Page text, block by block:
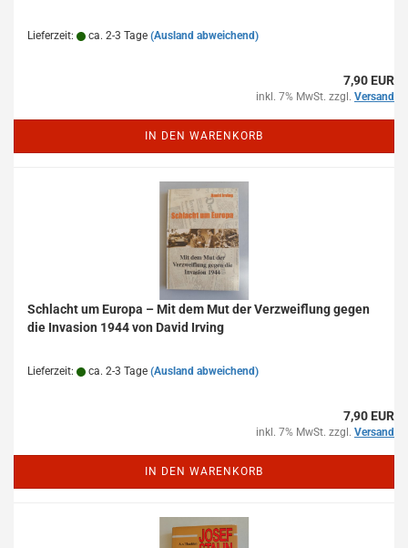
Lieferzeit: ca. 2-3 Tage (Ausland abweichend)
7,90 EUR
inkl. 7% MwSt. zzgl. Versand
IN DEN WARENKORB
Schlacht um Europa – Mit dem Mut der Verzweiflung gegen
die Invasion 1944 von David Irving
Lieferzeit: ca. 2-3 Tage (Ausland abweichend)
7,90 EUR
inkl. 7% MwSt. zzgl. Versand
IN DEN WARENKORB